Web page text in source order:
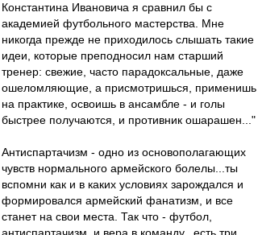
Константина Ивановича я сравнил бы с
академией футбольного мастерства. Мне
никогда прежде не приходилось слышать такие
идеи, которые преподносил нам старший
тренер: свежие, часто парадоксальные, даже
ошеломляющие, а присмотришься, применишь
на практике, освоишь в ансамбле - и голы
быстрее получаются, и противник ошарашен..."
Антиспартачизм - одно из основополагающих
чувств нормального армейского болелы...ты
вспомни как и в каких условиях зарождался и
формировался армейский фанатизм, и все
станет на свои места. Так что - футбол,